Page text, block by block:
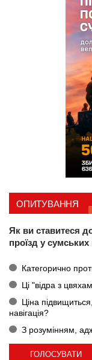
ОПИТУВАННЯ
Як ви ставитеся
проїзд у
Категорично
Ці "відра з
Ціна
навігація?
З розумінням,